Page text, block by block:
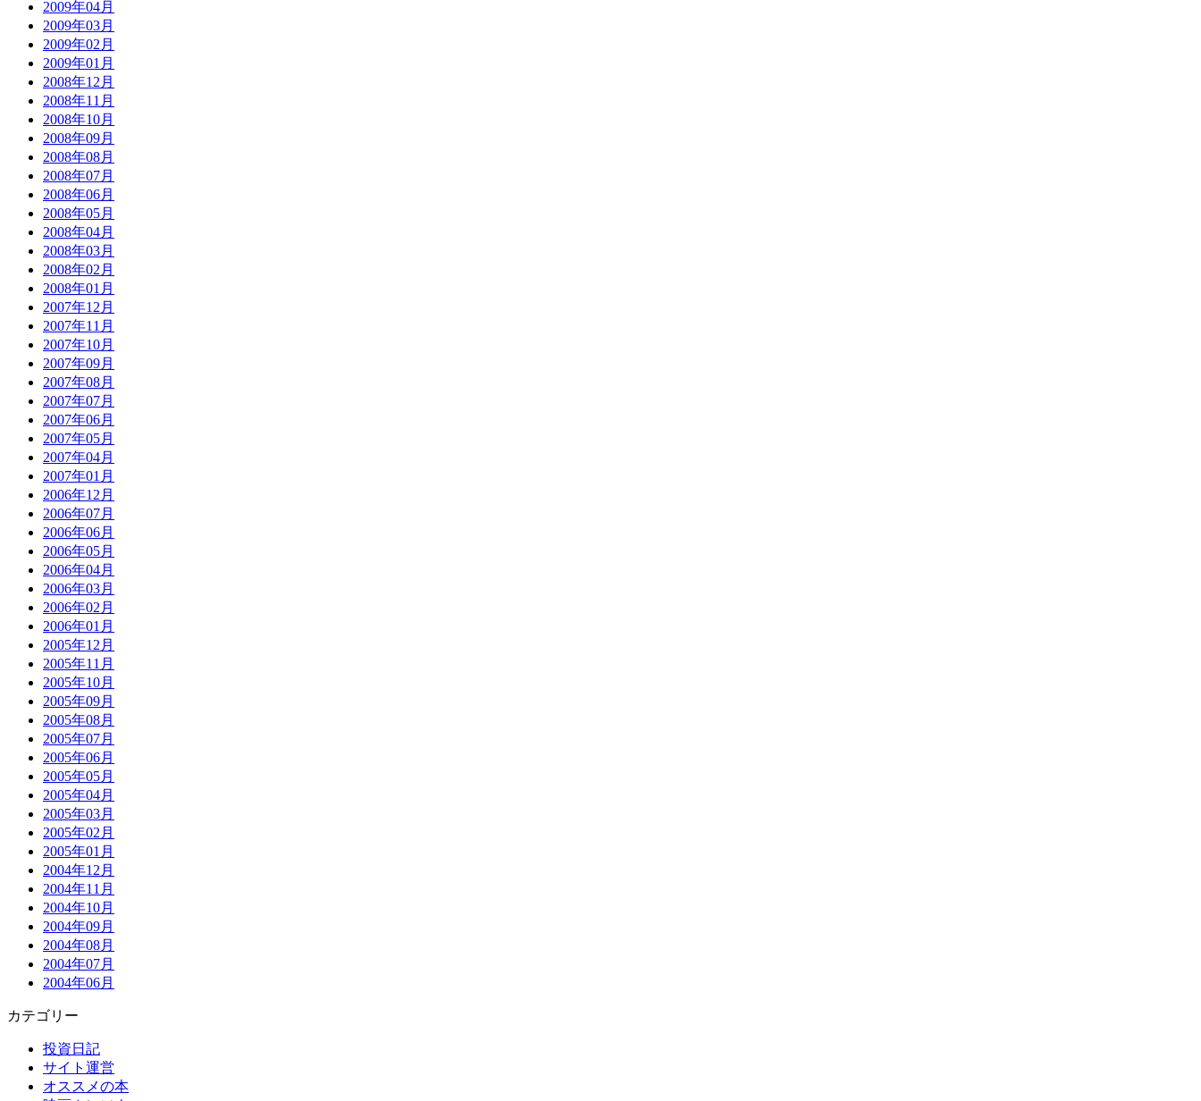
2009年04月
2009年03月
2009年02月
2009年01月
2008年12月
2008年11月
2008年10月
2008年09月
2008年08月
2008年07月
2008年06月
2008年05月
2008年04月
2008年03月
2008年02月
2008年01月
2007年12月
2007年11月
2007年10月
2007年09月
2007年08月
2007年07月
2007年06月
2007年05月
2007年04月
2007年01月
2006年12月
2006年07月
2006年06月
2006年05月
2006年04月
2006年03月
2006年02月
2006年01月
2005年12月
2005年11月
2005年10月
2005年09月
2005年08月
2005年07月
2005年06月
2005年05月
2005年04月
2005年03月
2005年02月
2005年01月
2004年12月
2004年11月
2004年10月
2004年09月
2004年08月
2004年07月
2004年06月
カテゴリー
投資日記
サイト運営
オススメの本